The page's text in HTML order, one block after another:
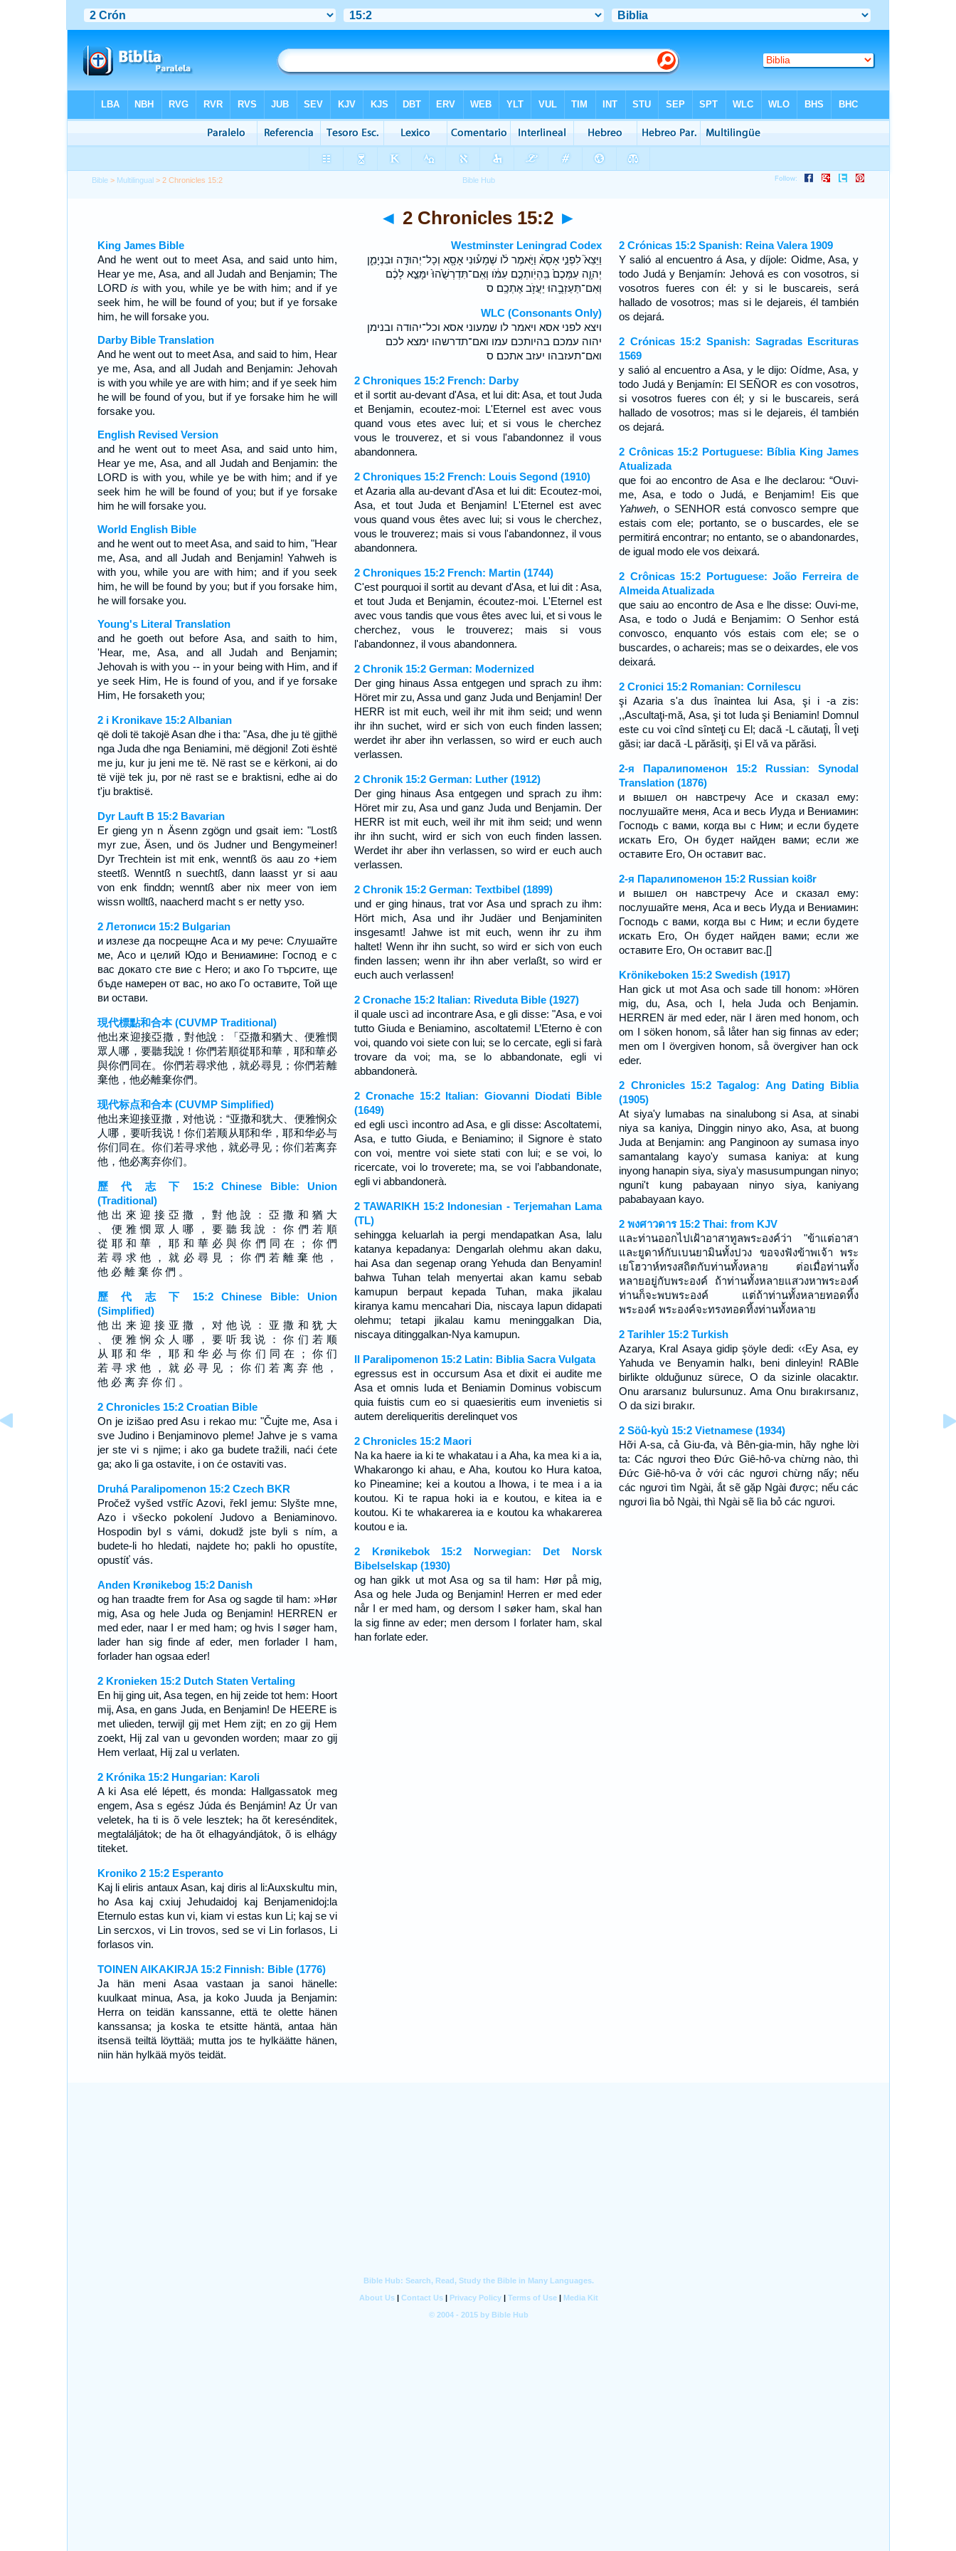
Bible > Multilingual > 2 Chronicles 15:2
◄ 2 Chronicles 15:2 ►
King James Bible
And he went out to meet Asa, and said unto him,
Hear ye me, Asa, and all Judah and Benjamin; The
LORDis with you, while ye be with him; and if ye
seek him, he will be found of you; but if ye forsake
him, he will forsake you.
Darby Bible Translation
And he went out to meet Asa, and said to him, Hear
ye me, Asa, and all Judah and Benjamin: Jehovah
is with you while ye are with him; and if ye seek him
he will be found of you, but if ye forsake him he will
forsake you.
English Revised Version
and he went out to meet Asa, and said unto him,
Hear ye me, Asa, and all Judah and Benjamin: the
LORD is with you, while ye be with him; and if ye
seek him he will be found of you; but if ye forsake
him he will forsake you.
World English Bible
and he went out to meet Asa, and said to him, "Hear
me, Asa, and all Judah and Benjamin! Yahweh is
with you, while you are with him; and if you seek
him, he will be found by you; but if you forsake him,
he will forsake you.
Young's Literal Translation
and he goeth out before Asa, and saith to him,
'Hear, me, Asa, and all Judah and Benjamin;
Jehovah is with you -- in your being with Him, and if
ye seek Him, He is found of you, and if ye forsake
Him, He forsaketh you;
2 i Kronikave 15:2 Albanian
që doli të takojë Asan dhe i tha: "Asa, dhe ju të gjithë
nga Juda dhe nga Beniamini, më dëgjoni! Zoti është
me ju, kur ju jeni me të. Në rast se e kërkoni, ai do
të vijë tek ju, por në rast se e braktisni, edhe ai do
t'ju braktisë.
Dyr Lauft B 15:2 Bavarian
Er gieng yn n Äsenn zgögn und gsait iem: "Lostß
myr zue, Äsen, und ös Judner und Bengymeiner!
Dyr Trechtein ist mit enk, wenntß ös aau zo +iem
steetß. Wenntß n suechtß, dann laasst yr si aau
von enk finddn; wenntß aber nix meer von iem
wissn wolltß, naacherd macht s er netty yso.
2 Летописи 15:2 Bulgarian
и излезе да посрещне Аса и му рече: Слушайте
ме, Асо и целий Юдо и Вениамине: Господ е с
вас докато сте вие с Него; и ако Го търсите, ще
бъде намерен от вас, но ако Го оставите, Той ще
ви остави.
現代標點和合本 (CUVMP Traditional)
他出來迎接亞撒，對他說：「亞撒和猶大、便雅憫
眾人哪，要聽我說！你們若順從耶和華，耶和華必
與你們同在。你們若尋求他，就必尋見；你們若離
棄他，他必離棄你們。
现代标点和合本 (CUVMP Simplified)
他出来迎接亚撒，对他说：“亚撒和犹大、便雅悯众
人哪，要听我说！你们若顺从耶和华，耶和华必与
你们同在。你们若寻求他，就必寻见；你们若离弃
他，他必离弃你们。
歷 代 志 下 15:2 Chinese Bible: Union
(Traditional)
他 出 來 迎 接 亞 撒 ， 對 他 說 ： 亞 撒 和 猶 大
、 便 雅 憫 眾 人 哪 ， 要 聽 我 說 ： 你 們 若 順
從 耶 和 華 ， 耶 和 華 必 與 你 們 同 在 ； 你 們
若 尋 求 他 ， 就 必 尋 見 ； 你 們 若 離 棄 他 ，
他 必 離 棄 你 們 。
歷 代 志 下 15:2 Chinese Bible: Union
(Simplified)
他 出 来 迎 接 亚 撒 ， 对 他 说 ： 亚 撒 和 犹 大
、 便 雅 悯 众 人 哪 ， 要 听 我 说 ： 你 们 若 顺
从 耶 和 华 ， 耶 和 华 必 与 你 们 同 在 ； 你 们
若 寻 求 他 ， 就 必 寻 见 ； 你 们 若 离 弃 他 ，
他 必 离 弃 你 们 。
2 Chronicles 15:2 Croatian Bible
On je izišao pred Asu i rekao mu: "Čujte me, Asa i
sve Judino i Benjaminovo pleme! Jahve je s vama
jer ste vi s njime; i ako ga budete tražili, naći ćete
ga; ako li ga ostavite, i on će ostaviti vas.
Druhá Paralipomenon 15:2 Czech BKR
Pročež vyšed vstříc Azovi, řekl jemu: Slyšte mne,
Azo i všecko pokolení Judovo a Beniaminovo.
Hospodin byl s vámi, dokudž jste byli s ním, a
budete-li ho hledati, najdete ho; pakli ho opustíte,
opustíť vás.
Anden Krønikebog 15:2 Danish
og han traadte frem for Asa og sagde til ham: »Hør
mig, Asa og hele Juda og Benjamin! HERREN er
med eder, naar I er med ham; og hvis I søger ham,
lader han sig finde af eder, men forlader I ham,
forlader han ogsaa eder!
2 Kronieken 15:2 Dutch Staten Vertaling
En hij ging uit, Asa tegen, en hij zeide tot hem: Hoort
mij, Asa, en gans Juda, en Benjamin! De HEERE is
met ulieden, terwijl gij met Hem zijt; en zo gij Hem
zoekt, Hij zal van u gevonden worden; maar zo gij
Hem verlaat, Hij zal u verlaten.
2 Krónika 15:2 Hungarian: Karoli
A ki Asa elé lépett, és monda: Hallgassatok meg
engem, Asa s egész Júda és Benjámin! Az Úr van
veletek, ha ti is õ vele lesztek; ha õt keresénditek,
megtaláljátok; de ha õt elhagyándjátok, õ is elhágy
titeket.
Kroniko 2 15:2 Esperanto
Kaj li eliris antaux Asan, kaj diris al li:Auxskultu min,
ho Asa kaj cxiuj Jehudaidoj kaj Benjamenidoj:la
Eternulo estas kun vi, kiam vi estas kun Li; kaj se vi
Lin sercxos, vi Lin trovos, sed se vi Lin forlasos, Li
forlasos vin.
TOINEN AIKAKIRJA 15:2 Finnish: Bible (1776)
Ja hän meni Asaa vastaan ja sanoi hänelle:
kuulkaat minua, Asa, ja koko Juuda ja Benjamin:
Herra on teidän kanssanne, että te olette hänen
kanssansa; ja koska te etsitte häntä, antaa hän
itsensä teiltä löyttää; mutta jos te hylkäätte hänen,
niin hän hylkää myös teidät.
Westminster Leningrad Codex
וַיֵּצֵא֮ לִפְנֵ֣י אָסָא֒ וַיֹּ֣אמֶר לֹ֔ו שְׁמָע֕וּנִי אָסָ֖א וְכָל־יְהוּדָ֣ה וּבִנְיָמִ֑ן
יְהוָ֤ה עִמָּכֶם֙ בִּֽהְיֹֽותְכֶ֣ם עִמֹּ֔ו וְאִֽם־תִּדְרְשֻׁ֙הוּ֙ יִמָּצֵ֣א לָכֶ֔ם
וְאִם־תַּעַזְבֻ֖הוּ יַעֲזֹ֥ב אֶתְכֶֽם׃ ס
WLC (Consonants Only)
ויצא לפני אסא ויאמר לו שמעוני אסא וכל־יהודה ובנימן
יהוה עמכם בהיותכם עמו ואם־תדרשהו ימצא לכם
ואם־תעזבהו יעזב אתכם׃ ס
2 Chroniques 15:2 French: Darby
et il sortit au-devant d'Asa, et lui dit: Asa, et tout Juda
et Benjamin, ecoutez-moi: L'Eternel est avec vous
quand vous etes avec lui; et si vous le cherchez
vous le trouverez, et si vous l'abandonnez il vous
abandonnera.
2 Chroniques 15:2 French: Louis Segond (1910)
et Azaria alla au-devant d'Asa et lui dit: Ecoutez-moi,
Asa, et tout Juda et Benjamin! L'Eternel est avec
vous quand vous êtes avec lui; si vous le cherchez,
vous le trouverez; mais si vous l'abandonnez, il vous
abandonnera.
2 Chroniques 15:2 French: Martin (1744)
C'est pourquoi il sortit au devant d'Asa, et lui dit : Asa,
et tout Juda et Benjamin, écoutez-moi. L'Eternel est
avec vous tandis que vous êtes avec lui, et si vous le
cherchez, vous le trouverez; mais si vous
l'abandonnez, il vous abandonnera.
2 Chronik 15:2 German: Modernized
Der ging hinaus Assa entgegen und sprach zu ihm:
Höret mir zu, Assa und ganz Juda und Benjamin! Der
HERR ist mit euch, weil ihr mit ihm seid; und wenn
ihr ihn suchet, wird er sich von euch finden lassen;
werdet ihr aber ihn verlassen, so wird er euch auch
verlassen.
2 Chronik 15:2 German: Luther (1912)
Der ging hinaus Asa entgegen und sprach zu ihm:
Höret mir zu, Asa und ganz Juda und Benjamin. Der
HERR ist mit euch, weil ihr mit ihm seid; und wenn
ihr ihn sucht, wird er sich von euch finden lassen.
Werdet ihr aber ihn verlassen, so wird er euch auch
verlassen.
2 Chronik 15:2 German: Textbibel (1899)
und er ging hinaus, trat vor Asa und sprach zu ihm:
Hört mich, Asa und ihr Judäer und Benjaminiten
insgesamt! Jahwe ist mit euch, wenn ihr zu ihm
haltet! Wenn ihr ihn sucht, so wird er sich von euch
finden lassen; wenn ihr ihn aber verlaßt, so wird er
euch auch verlassen!
2 Cronache 15:2 Italian: Riveduta Bible (1927)
il quale uscì ad incontrare Asa, e gli disse: "Asa, e voi
tutto Giuda e Beniamino, ascoltatemi! L’Eterno è con
voi, quando voi siete con lui; se lo cercate, egli si farà
trovare da voi; ma, se lo abbandonate, egli vi
abbandonerà.
2 Cronache 15:2 Italian: Giovanni Diodati Bible
(1649)
ed egli uscì incontro ad Asa, e gli disse: Ascoltatemi,
Asa, e tutto Giuda, e Beniamino; il Signore è stato
con voi, mentre voi siete stati con lui; e se voi, lo
ricercate, voi lo troverete; ma, se voi l’abbandonate,
egli vi abbandonerà.
2 TAWARIKH 15:2 Indonesian - Terjemahan Lama
(TL)
sehingga keluarlah ia pergi mendapatkan Asa, lalu
katanya kepadanya: Dengarlah olehmu akan daku,
hai Asa dan segenap orang Yehuda dan Benyamin!
bahwa Tuhan telah menyertai akan kamu sebab
kamupun berpaut kepada Tuhan, maka jikalau
kiranya kamu mencahari Dia, niscaya Iapun didapati
olehmu; tetapi jikalau kamu meninggalkan Dia,
niscaya ditinggalkan-Nya kamupun.
II Paralipomenon 15:2 Latin: Biblia Sacra Vulgata
egressus est in occursum Asa et dixit ei audite me
Asa et omnis Iuda et Beniamin Dominus vobiscum
quia fuistis cum eo si quaesieritis eum invenietis si
autem dereliqueritis derelinquet vos
2 Chronicles 15:2 Maori
Na ka haere ia ki te whakatau i a Aha, ka mea ki a ia,
Whakarongo ki ahau, e Aha, koutou ko Hura katoa,
ko Pineamine; kei a koutou a Ihowa, i te mea i a ia
koutou. Ki te rapua hoki ia e koutou, e kitea ia e
koutou. Ki te whakarerea ia e koutou ka whakarerea
koutou e ia.
2 Krønikebok 15:2 Norwegian: Det Norsk
Bibelselskap (1930)
og han gikk ut mot Asa og sa til ham: Hør på mig,
Asa og hele Juda og Benjamin! Herren er med eder
når I er med ham, og dersom I søker ham, skal han
la sig finne av eder; men dersom I forlater ham, skal
han forlate eder.
2 Crónicas 15:2 Spanish: Reina Valera 1909
Y salió al encuentro á Asa, y díjole: Oidme, Asa, y
todo Judá y Benjamín: Jehová es con vosotros, si
vosotros fueres con él: y si le buscareis, será
hallado de vosotros; mas si le dejareis, él también
os dejará.
2 Crónicas 15:2 Spanish: Sagradas Escrituras
1569
y salió al encuentro a Asa, y le dijo: Oídme, Asa, y
todo Judá y Benjamín: El SEÑOR es con vosotros,
si vosotros fueres con él; y si le buscareis, será
hallado de vosotros; mas si le dejareis, él también
os dejará.
2 Crônicas 15:2 Portuguese: Bíblia King James
Atualizada
que foi ao encontro de Asa e lhe declarou: “Ouvi-
me, Asa, e todo o Judá, e Benjamim! Eis que
Yahweh, o SENHOR está convosco sempre que
estais com ele; portanto, se o buscardes, ele se
permitirá encontrar; no entanto, se o abandonardes,
de igual modo ele vos deixará.
2 Crônicas 15:2 Portuguese: João Ferreira de
Almeida Atualizada
que saiu ao encontro de Asa e lhe disse: Ouvi-me,
Asa, e todo o Judá e Benjamim: O Senhor está
convosco, enquanto vós estais com ele; se o
buscardes, o achareis; mas se o deixardes, ele vos
deixará.
2 Cronici 15:2 Romanian: Cornilescu
şi Azaria s'a dus înaintea lui Asa, şi i -a zis:
,,Ascultaţi-mă, Asa, şi tot Iuda şi Beniamin! Domnul
este cu voi cînd sînteţi cu El; dacă -L căutaţi, Îl veţi
găsi; iar dacă -L părăsiţi, şi El vă va părăsi.
2-я Паралипоменон 15:2 Russian: Synodal
Translation (1876)
и вышел он навстречу Асе и сказал ему:
послушайте меня, Аса и весь Иуда и Вениамин:
Господь с вами, когда вы с Ним; и если будете
искать Его, Он будет найден вами; если же
оставите Его, Он оставит вас.
2-я Паралипоменон 15:2 Russian koi8r
и вышел он навстречу Асе и сказал ему:
послушайте меня, Аса и весь Иуда и Вениамин:
Господь с вами, когда вы с Ним; и если будете
искать Его, Он будет найден вами; если же
оставите Его, Он оставит вас.[]
Krönikeboken 15:2 Swedish (1917)
Han gick ut mot Asa och sade till honom: »Hören
mig, du, Asa, och I, hela Juda och Benjamin.
HERREN är med eder, när I ären med honom, och
om I söken honom, så låter han sig finnas av eder;
men om I övergiven honom, så övergiver han ock
eder.
2 Chronicles 15:2 Tagalog: Ang Dating Biblia
(1905)
At siya'y lumabas na sinalubong si Asa, at sinabi
niya sa kaniya, Dinggin ninyo ako, Asa, at buong
Juda at Benjamin: ang Panginoon ay sumasa inyo
samantalang kayo'y sumasa kaniya: at kung
inyong hanapin siya, siya'y masusumpungan ninyo;
nguni't kung pabayaan ninyo siya, kaniyang
pababayaan kayo.
2 พงศาวดาร 15:2 Thai: from KJV
และท่านออกไปเฝ้าอาสาทูลพระองค์ว่า "ข้าแต่อาสา
และยูดาห์กับเบนยามินทั้งปวง ขอจงฟังข้าพเจ้า พระ
เยโฮวาห์ทรงสถิตกับท่านทั้งหลาย ต่อเมื่อท่านทั้ง
หลายอยู่กับพระองค์ ถ้าท่านทั้งหลายแสวงหาพระองค์
ท่านก็จะพบพระองค์ แต่ถ้าท่านทั้งหลายทอดทิ้ง
พระองค์ พระองค์จะทรงทอดทิ้งท่านทั้งหลาย
2 Tarihler 15:2 Turkish
Azarya, Kral Asaya gidip şöyle dedi: ‹‹Ey Asa, ey
Yahuda ve Benyamin halkı, beni dinleyin! RABle
birlikte olduğunuz sürece, O da sizinle olacaktır.
Onu ararsanız bulursunuz. Ama Onu bırakırsanız,
O da sizi bırakır.
2 Söû-kyù 15:2 Vietnamese (1934)
Hỡi A-sa, cả Giu-đa, và Bên-gia-min, hãy nghe lời
ta: Các ngươi theo Ðức Giê-hô-va chừng nào, thì
Ðức Giê-hô-va ở với các ngươi chừng nấy; nếu
các ngươi tìm Ngài, ắt sẽ gặp Ngài được; nếu các
ngươi lìa bỏ Ngài, thì Ngài sẽ lìa bỏ các ngươi.